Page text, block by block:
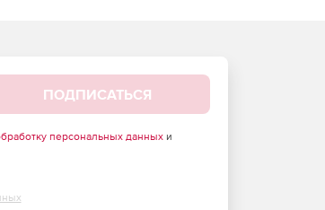
ПОДПИСАТЬСЯ
персональных данныхи